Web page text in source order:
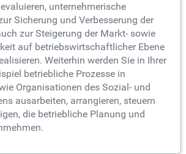
unternehmerische
Sicherung und Verbesserung der
zur Steigerung der Markt- sowie
auf betriebswirtschaftlicher Ebene
Weiterhin werden Sie in Ihrer
betriebliche Prozesse in
Organisationen des Sozial- und
ausarbeiten, arrangieren, steuern
die betriebliche Planung und